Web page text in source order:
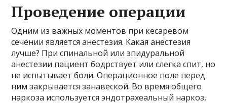
Проведение операции
Одним из важных моментов при кесаревом
сечении является анестезия. Какая анестезия
лучше? При спинальной или эпидуральной
анестезии пациент бодрствует или слегка спит, но
не испытывает боли. Операционное поле перед
ним закрывается занавеской. Во время общего
наркоза используется эндотрахеальный наркоз,